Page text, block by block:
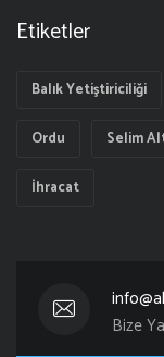
Etiketler
Balık Yetiştiriciliği
Ordu Selim
İhracat
Bize